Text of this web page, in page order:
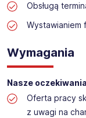
Praca w
budowlanym
Obsługą
Wystawianiem
Wymagania
Nasze
Oferta pracy
z uwagi na